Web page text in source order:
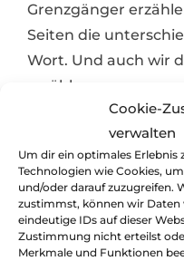
Cookie-
verwalten
Um dir ein optimales Erlebnis
Technologien wie Cookies,
und/oder darauf zuzugreifen.
zustimmst, können wir Daten
eindeutige IDs auf dieser
Zustimmung nicht erteilst
Merkmale und Funktionen
Grenzgänger
Seiten die
Wort. Und auch wir
erzählen…